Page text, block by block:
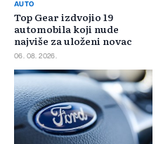
AUTO
Top Gear izdvojio 19
automobila koji nude
najviše za uloženi novac
06. 08. 2026.